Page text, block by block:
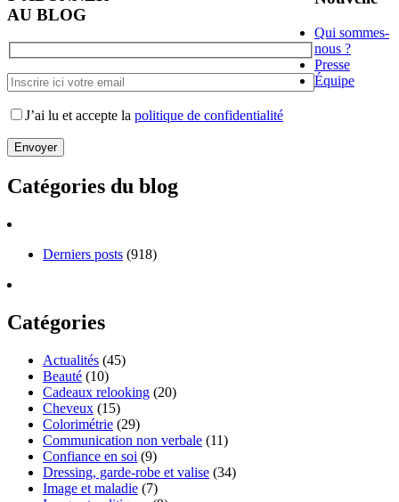
AU BLOG
J’ai lu et accepte la politique de confidentialité
Catégories du blog
Derniers posts (918)
Catégories
Actualités (45)
Beauté (10)
Cadeaux relooking (20)
Cheveux (15)
Colorimétrie (29)
Communication non verbale (11)
Confiance en soi (9)
Dressing, garde-robe et valise (34)
Image et maladie (7)
Qui sommes-
nous ?
Presse
Équipe